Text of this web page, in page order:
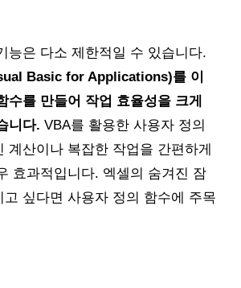
능은 다소 제한적일 수 있습니다.
Basic for Applications)를 이
수를 만들어 작업 효율성을 크게
니다. VBA를 활용한 사용자 정의
계산이나 복잡한 작업을 간편하게
효과적입니다. 엑셀의 숨겨진 잠
고 싶다면 사용자 정의 함수에 주목